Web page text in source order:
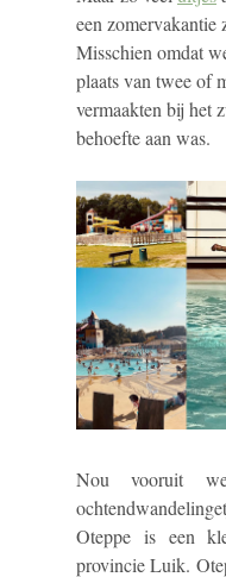
een zomervakantie
Misschien omdat
plaats van twee of
vermaakten bij het
behoefte aan was.
Nou vooruit
Oteppe is een
provincie Luik.